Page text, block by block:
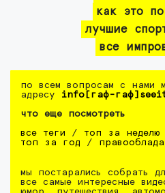
как это
лучшие
все
по всем вопросам с нами
адресу info[гаф-
что еще посмотреть
все теги / топ за неделю
топ за год /
мы постарались собрать
все самые интересные